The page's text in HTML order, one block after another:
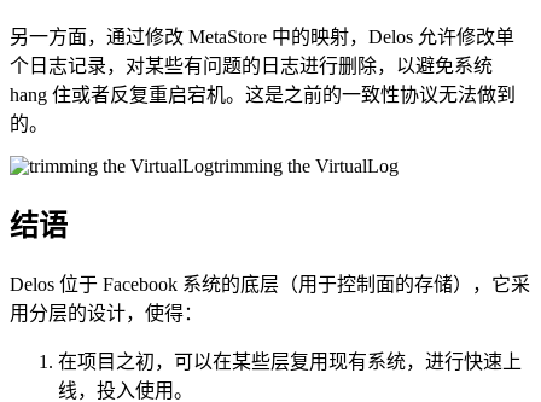
另一方面，通过修改 MetaStore 中的映射，Delos 允许修改单
个日志记录，对某些有问题的日志进行删除，以避免系统
hang 住或者反复重启宕机。这是之前的一致性协议无法做到
的。
trimming the VirtualLog
结语
Delos 位于 Facebook 系统的底层（用于控制面的存储），它采
用分层的设计，使得：
在项目之初，可以在某些层复用现有系统，进行快速上
线，投入使用。